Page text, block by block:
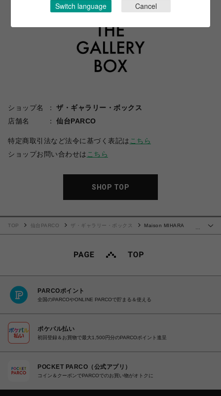
ショップ名
ザ・ギャラリー・ボックス
店舗名
仙台PARCO
特定商取引法など法令に基づく表記は こちら
ショップお問い合わせは こちら
SHOP TOP
TOP 仙台PARCO ザ・ギャラリー・ボックス
Maison MIHARA
PARCOポイント
全国のPARCOやONLINE PARCOで貯まる＆使える
ポケパル払い
初回登録＆お買物で最大1,500円分のPARCOポイント進呈
POCKET PARCO（公式アプリ）
コイン＆クーポンでPARCOでのお買い物がオトクに
Switch language Cancel